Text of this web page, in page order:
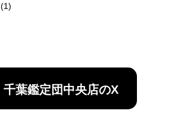
(1)
千葉鑑定団中央店のX